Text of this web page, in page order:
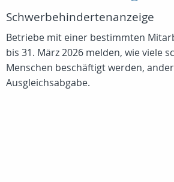
Schwerbehindertenanzeige
Betriebe mit einer bestimmten
bis 31. März 2026 melden, wie viele
Menschen beschäftigt werden,
Ausgleichsabgabe.